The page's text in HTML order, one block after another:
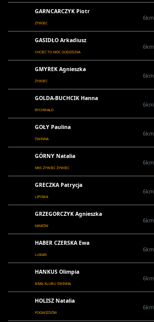
GARNCARCZYK Piotr
ŻYWIEC
6km
GASIDŁO Arkadiusz
CHCIEĆ TO MÓC GODZISZKA
6km
GMYREK Agnieszka
ŻYWIEC
6km
GOLDA-BUCHCIK Hanna
RYCHWAŁD
6km
GOŁY Paulina
ŚWINNA
6km
GÓRNY Natalia
MKS ŻYWIEC ŻYWIEC
6km
GRECZKA Patrycja
LIPOWA
6km
GRZEGORCZYK Agnieszka
KANIÓW
6km
HABER CZERSKA Ewa
LUBAŃ
6km
HANKUS Olimpia
BRAK KLUBU ŚWINNA
6km
HOLISZ Natalia
POGWIZDÓW
6km